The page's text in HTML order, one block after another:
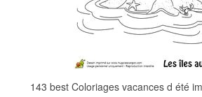
143 best Coloriages vacances d été